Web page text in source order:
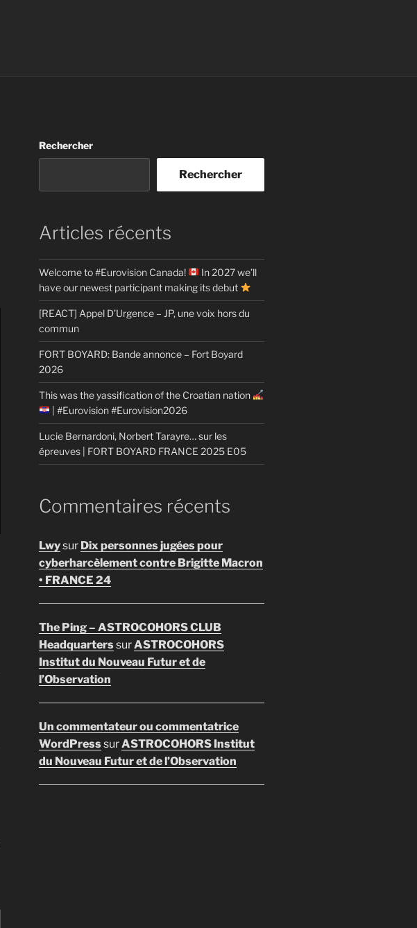
Rechercher
Rechercher
Articles récents
Welcome to #Eurovision Canada!
In 2027 we’ll
have our newest participant making its debut
[REACT] Appel D’Urgence – JP, une voix hors du
commun
FORT BOYARD: Bande annonce – Fort Boyard
2026
This was the yassification of the Croatian nation
| #Eurovision #Eurovision2026
Lucie Bernardoni, Norbert Tarayre… sur les
épreuves | FORT BOYARD FRANCE 2025 E05
Commentaires récents
Lwysur Dix personnes jugées pour
cyberharcèlement contre Brigitte Macron
• FRANCE 24
The Ping – ASTROCOHORS CLUB
HeadquarterssurASTROCOHORS
Institut du Nouveau Futur et de
l’Observation
Un commentateur ou commentatrice
WordPresssurASTROCOHORS Institut
du Nouveau Futur et de l’Observation